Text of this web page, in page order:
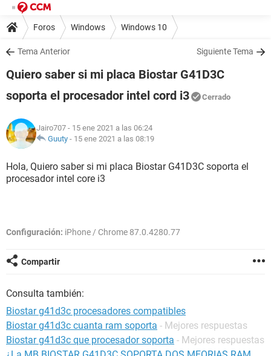
Foros Windows Windows 10
Tema Anterior Siguiente Tema
Quiero saber si mi placa Biostar G41D3C
soporta el procesador intel cord i3
Cerrado
Jairo707 - 15 ene 2021 a las 06:24
Guuty - 15 ene 2021 a las 08:19
Hola, Quiero saber si mi placa Biostar G41D3C soporta el
procesador intel core i3
Configuración: iPhone / Chrome 87.0.4280.77
Compartir
Consulta también:
Biostar g41d3c procesadores compatibles
Biostar g41d3c cuanta ram soporta - Mejores respuestas
Biostar g41d3c que procesador soporta - Mejores respuestas